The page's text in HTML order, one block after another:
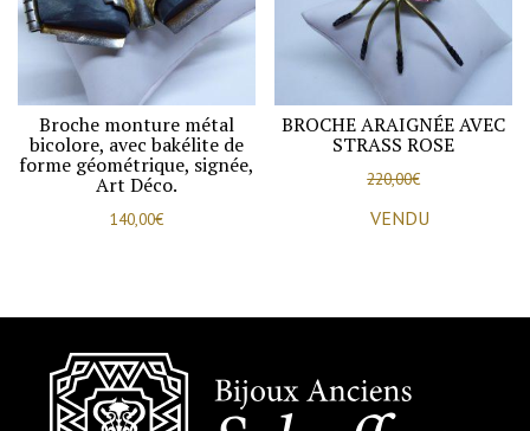
Broche monture métal
bicolore, avec bakélite de
forme géométrique, signée,
Art Déco.
140,00€
BROCHE ARAIGNÉE AVEC
STRASS ROSE
220,00€
VENDU